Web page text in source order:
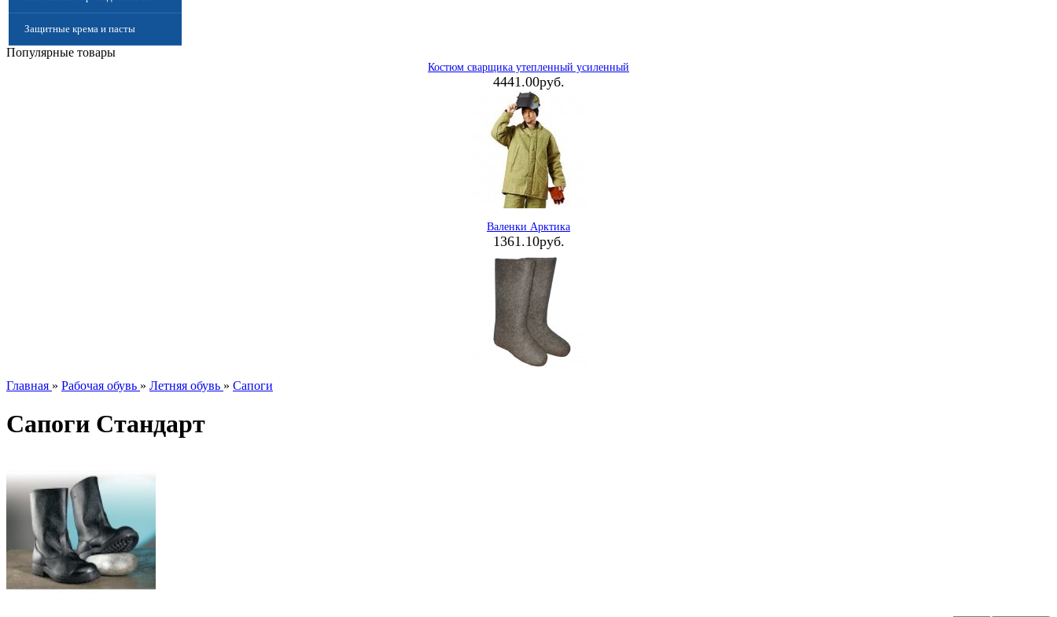
Защитные крема и пасты
(Дерматологические средства
Популярные товары
Костюм сварщика утепленный усиленный
4441.00руб.
Валенки Арктика
1361.10руб.
Главная » Рабочая обувь » Летняя обувь » Сапоги
Сапоги Стандарт